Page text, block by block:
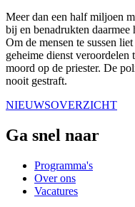
Meer dan een half miljoen
bij en benadrukten
Om de mensen te sussen
geheime dienst veroordelen
moord op de priester. De
nooit gestraft.
NIEUWSOVERZICHT
Ga snel naar
Programma's
Over ons
Vacatures